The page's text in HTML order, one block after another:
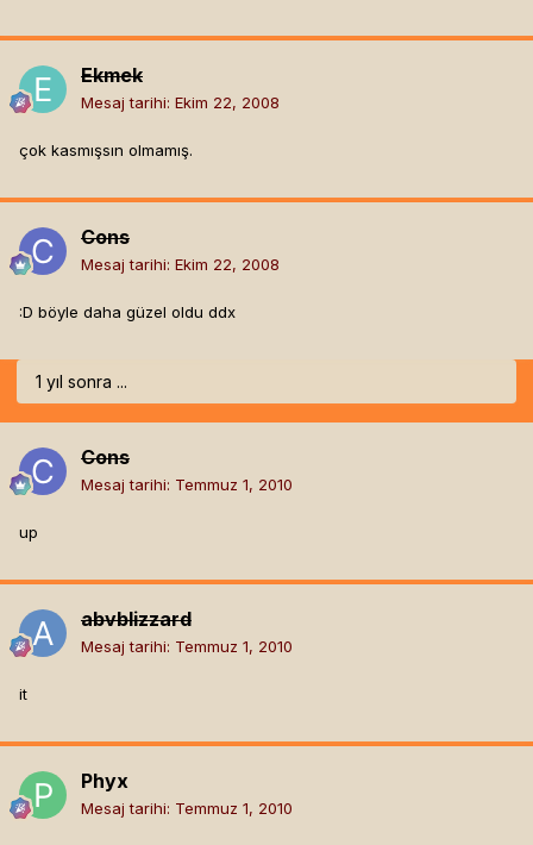
Ekmek
Mesaj tarihi: Ekim 22, 2008
çok kasmışsın olmamış.
Cons
Mesaj tarihi: Ekim 22, 2008
:D böyle daha güzel oldu ddx
1 yıl sonra ...
Cons
Mesaj tarihi: Temmuz 1, 2010
up
abvblizzard
Mesaj tarihi: Temmuz 1, 2010
it
Phyx
Mesaj tarihi: Temmuz 1, 2010